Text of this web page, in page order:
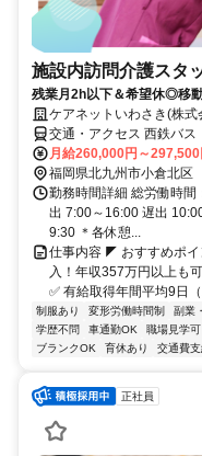
施設内訪問介護スタ
残業月2h以下＆希望休◎移
ケアネットいわさき(株
交通・アクセス 西鉄バ
野駅」 徒歩15分
月給260,000円～297,500
福岡県北九州市小倉北区
勤務時間詳細 総労働時
出 7:00～16:00 遅出
9:30 ＊各休憩...
仕事内容 ◤ おすすめポ
入！年収357万円以上も
✅ 有給取得年間平均9日
制服あり 変形労働時間制 副業
学歴不問
車通勤OK 職場見学可
ブランクOK
育休あり 交通費
正社員